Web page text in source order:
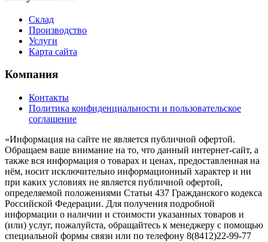
Склад
Производство
Услуги
Карта сайта
Компания
Контакты
Политика конфиденциальности и пользовательское
соглашение
«Информация на сайте не является публичной офертой.
Обращаем ваше внимание на то, что данный интернет-сайт, а
также вся информация о товарах и ценах, предоставленная на
нём, носит исключительно информационный характер и ни
при каких условиях не является публичной офертой,
определяемой положениями Статьи 437 Гражданского кодекса
Российской Федерации. Для получения подробной
информации о наличии и стоимости указанных товаров и
(или) услуг, пожалуйста, обращайтесь к менеджеру с помощью
специальной формы связи или по телефону 8(8412)22-99-77